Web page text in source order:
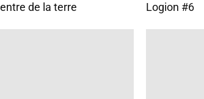
de la terre Logion #6